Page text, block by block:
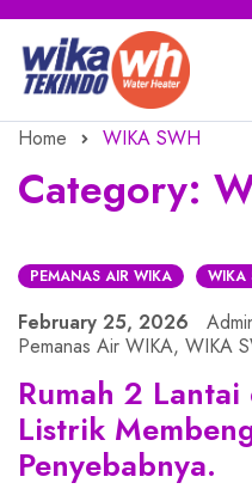
Home WIKA SWH
Category:
PEMANAS AIR WIKA WIKA
February 25, 2026
Pemanas Air WIKA, WIKA
Rumah 2
Listrik
Penyebabnya.